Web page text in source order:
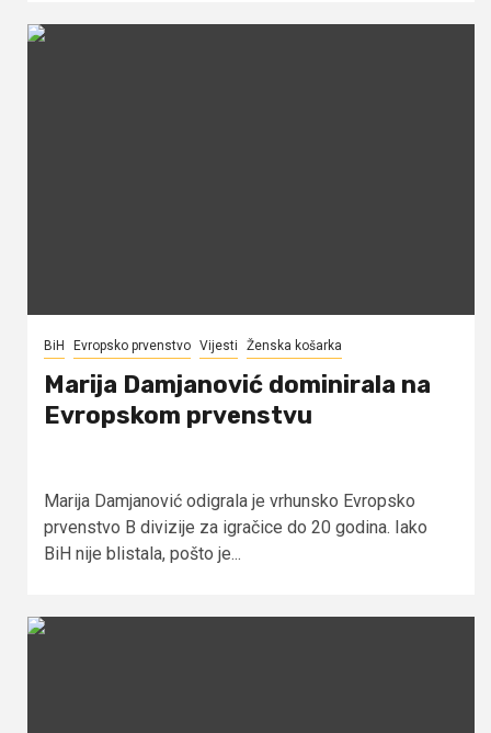
BiH Evropsko prvenstvo Vijesti Ženska košarka
Marija Damjanović dominirala na
Evropskom prvenstvu
Marija Damjanović odigrala je vrhunsko Evropsko
prvenstvo B divizije za igračice do 20 godina. Iako
BiH nije blistala, pošto je...